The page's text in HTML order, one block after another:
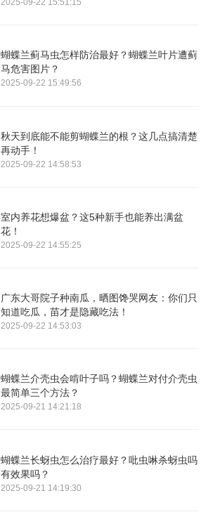
2025-09-22 15:51:15
蝴蝶兰蓟马虫怎样防治最好？蝴蝶兰叶片遭蓟
马危害图片？
2025-09-22 15:49:56
秋天到底能不能剪蝴蝶兰的根？这几点搞清楚
再动手！
2025-09-22 14:58:53
室内养花想爆盆？这5种新手也能养出满盆
花！
2025-09-22 14:55:25
广东大哥院子种南瓜，晒图馋哭网友：你们只
知道吃瓜，苗才是隐藏吃法！
2025-09-22 14:53:03
蝴蝶兰介壳虫会啃叶子吗？蝴蝶兰对付介壳虫
最简单三个方法？
2025-09-21 14:21:18
蝴蝶兰长蚜虫怎么治疗最好？吡虫啉杀蚜虫吗
有效果吗？
2025-09-21 14:19:30